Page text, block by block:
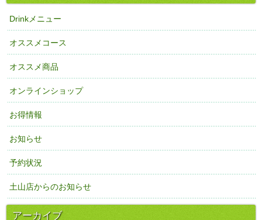
Drinkメニュー
オススメコース
オススメ商品
オンラインショップ
お得情報
お知らせ
予約状況
土山店からのお知らせ
アーカイブ